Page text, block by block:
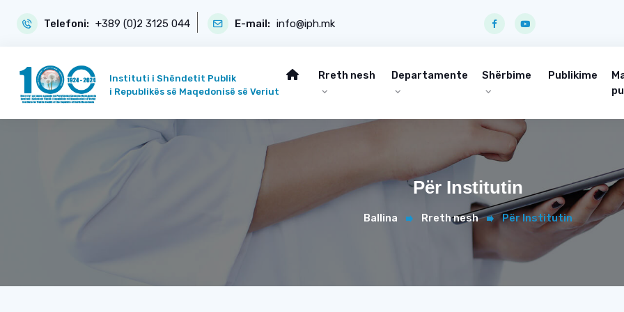
Telefoni: +389 (0)2 3125 044 E-mail: info@iph.mk
Instituti i Shëndetit Publik
i Republikës së Maqedonisë së Veriut
Rreth nesh Departamente Shërbime Publikime
Për Institutin
Ballina Rreth nesh Për Institutin